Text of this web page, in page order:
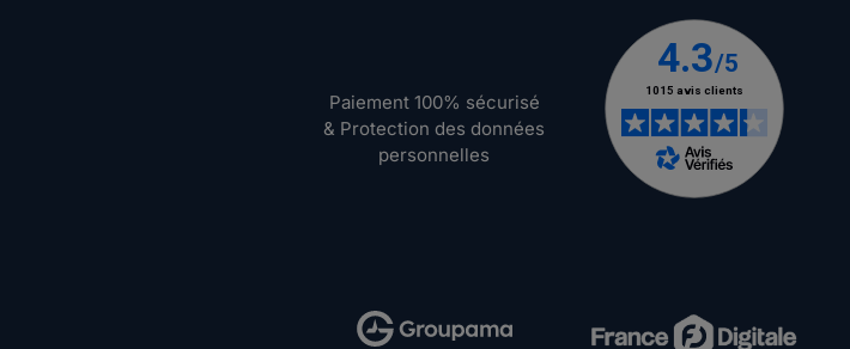
Paiement 100% sécurisé
& Protection des données
personnelles